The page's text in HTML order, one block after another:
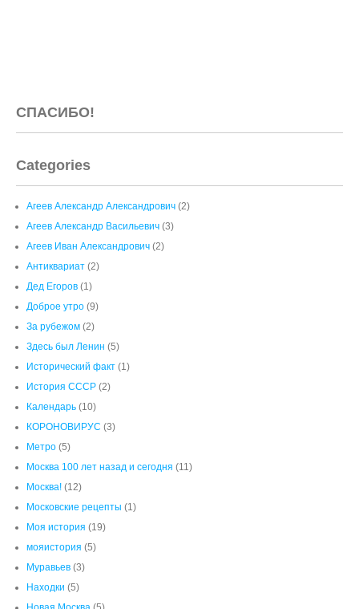
СПАСИБО!
Categories
Агеев Александр Александрович (2)
Агеев Александр Васильевич (3)
Агеев Иван Александрович (2)
Антиквариат (2)
Дед Егоров (1)
Доброе утро (9)
За рубежом (2)
Здесь был Ленин (5)
Исторический факт (1)
История СССР (2)
Календарь (10)
КОРОНОВИРУС (3)
Метро (5)
Москва 100 лет назад и сегодня (11)
Москва! (12)
Московские рецепты (1)
Моя история (19)
мояистория (5)
Муравьев (3)
Находки (5)
Новая Москва (5)